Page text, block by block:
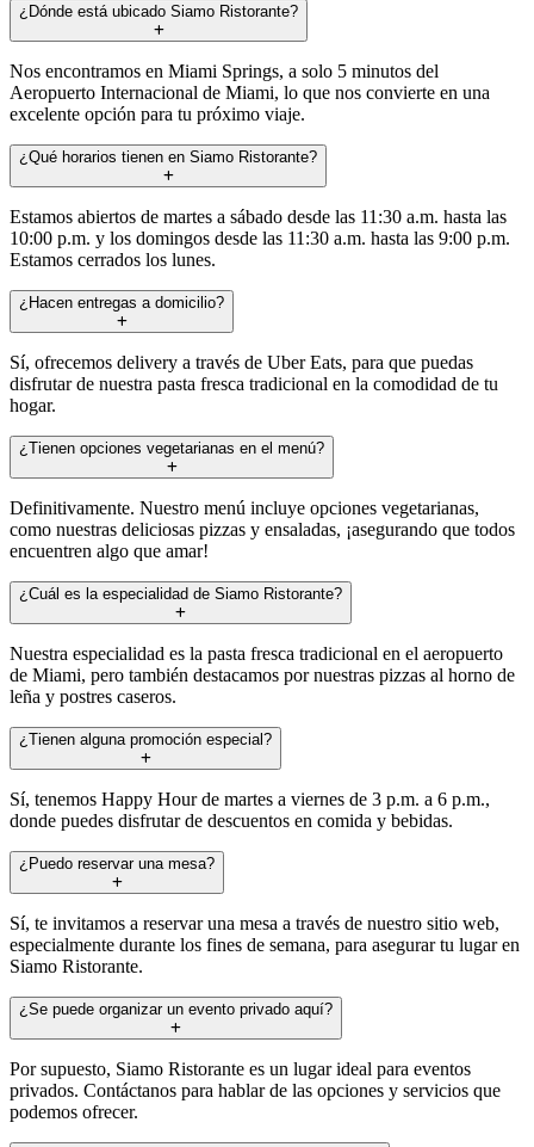
¿Dónde está ubicado Siamo Ristorante?
Nos encontramos en Miami Springs, a solo 5 minutos del
Aeropuerto Internacional de Miami, lo que nos convierte en una
excelente opción para tu próximo viaje.
¿Qué horarios tienen en Siamo Ristorante?
Estamos abiertos de martes a sábado desde las 11:30 a.m. hasta las
10:00 p.m. y los domingos desde las 11:30 a.m. hasta las 9:00 p.m.
Estamos cerrados los lunes.
¿Hacen entregas a domicilio?
Sí, ofrecemos delivery a través de Uber Eats, para que puedas
disfrutar de nuestra pasta fresca tradicional en la comodidad de tu
hogar.
¿Tienen opciones vegetarianas en el menú?
Definitivamente. Nuestro menú incluye opciones vegetarianas,
como nuestras deliciosas pizzas y ensaladas, ¡asegurando que todos
encuentren algo que amar!
¿Cuál es la especialidad de Siamo Ristorante?
Nuestra especialidad es la pasta fresca tradicional en el aeropuerto
de Miami, pero también destacamos por nuestras pizzas al horno de
leña y postres caseros.
¿Tienen alguna promoción especial?
Sí, tenemos Happy Hour de martes a viernes de 3 p.m. a 6 p.m.,
donde puedes disfrutar de descuentos en comida y bebidas.
¿Puedo reservar una mesa?
Sí, te invitamos a reservar una mesa a través de nuestro sitio web,
especialmente durante los fines de semana, para asegurar tu lugar en
Siamo Ristorante.
¿Se puede organizar un evento privado aquí?
Por supuesto, Siamo Ristorante es un lugar ideal para eventos
privados. Contáctanos para hablar de las opciones y servicios que
podemos ofrecer.